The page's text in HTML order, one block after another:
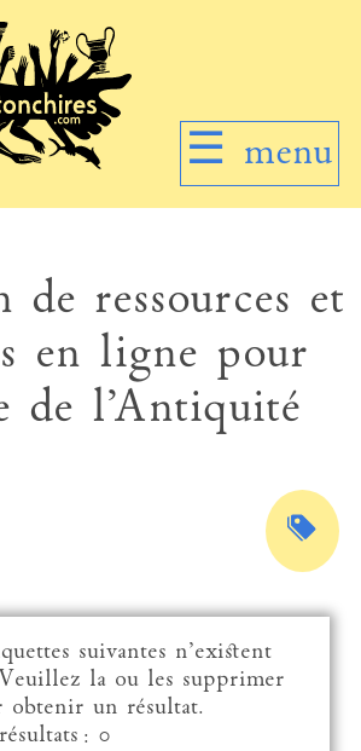
☰ menu
de ressources et
en ligne pour
de l’Antiquité
suivantes n’existent
la ou les supprimer
obtenir un résultat.
: 0